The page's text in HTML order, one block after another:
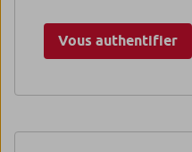
Vous authentifier